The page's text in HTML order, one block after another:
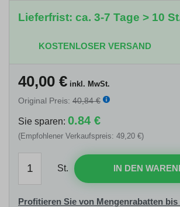
Lieferfrist: ca. 3-7 Tage > 10
KOSTENLOSER VERSAND
40,00 € inkl. MwSt.
Original Preis: 40,84 €
Sie sparen: 0.84 €
(Empfohlener Verkaufspreis: 49,20 €)
St. IN DEN
Profitieren Sie von Mengenrabatten bis